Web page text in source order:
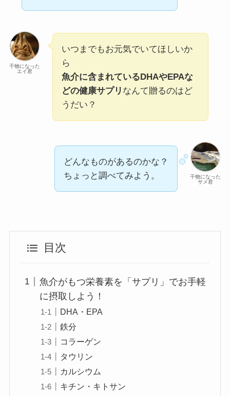
干物になった
エイ君
いつまでもお元気でいてほしいか
ら
魚介に含まれているDHAやEPAな
どの健康サプリ なんて贈るのはど
うだい？
干物になった
サメ君
どんなものがあるのかな？
ちょっと調べてみよう。
目次
魚介がもつ栄養素を「サプリ」でお手軽
に摂取しよう！
DHA・EPA
鉄分
コラーゲン
タウリン
カルシウム
キチン・キトサン